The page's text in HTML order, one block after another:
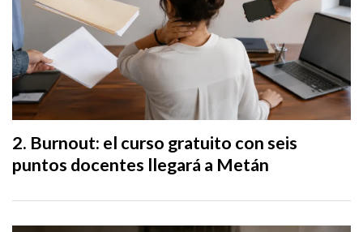
Burnout: el curso gratuito con seis
puntos docentes llegará a Metán